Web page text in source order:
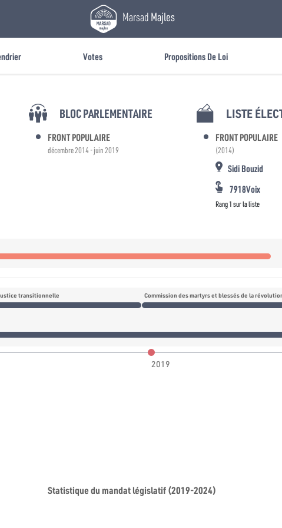
MarsadMajles
Votes Propositions De Loi
BLOC PARLEMENTAIRE
FRONT POPULAIRE
décembre 2014 - juin 2019
LISTE
FRONT POPULAIRE
(2014)
Sidi Bouzid
7918Voix
Rang 1 sur la liste
transitionnelle
2019
Statistique du mandat législatif (2019-2024)